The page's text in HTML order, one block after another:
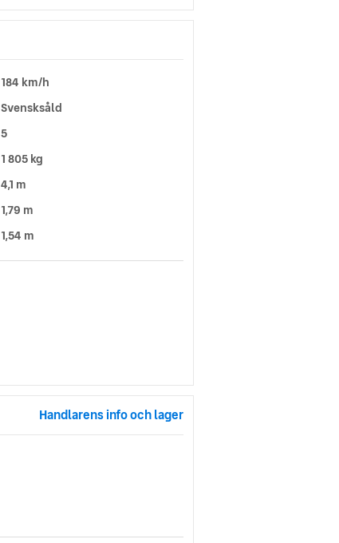
184 km/h
Svensksåld
5
1 805 kg
4,1 m
1,79 m
1,54 m
Handlarens info och lager